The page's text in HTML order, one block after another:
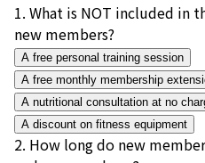
1. What is NOT included in
new members?
A free personal training session
A free monthly membership
A nutritional consultation at no
A discount on fitness equipment
2. How long do new